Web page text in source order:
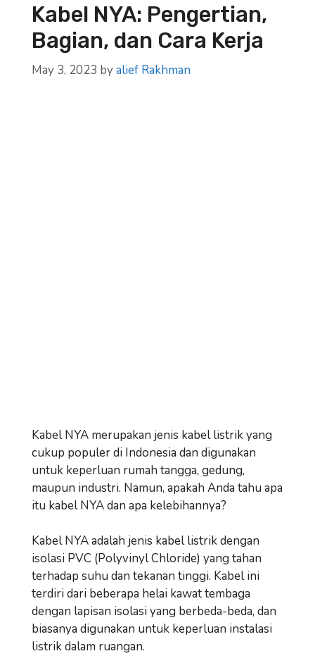
Kabel NYA: Pengertian,
Bagian, dan Cara Kerja
May 3, 2023 byalief Rakhman
Kabel NYA merupakan jenis kabel listrik yang
cukup populer di Indonesia dan digunakan
untuk keperluan rumah tangga, gedung,
maupun industri. Namun, apakah Anda tahu apa
itu kabel NYA dan apa kelebihannya?
Kabel NYA adalah jenis kabel listrik dengan
isolasi PVC (Polyvinyl Chloride) yang tahan
terhadap suhu dan tekanan tinggi. Kabel ini
terdiri dari beberapa helai kawat tembaga
dengan lapisan isolasi yang berbeda-beda, dan
biasanya digunakan untuk keperluan instalasi
listrik dalam ruangan.